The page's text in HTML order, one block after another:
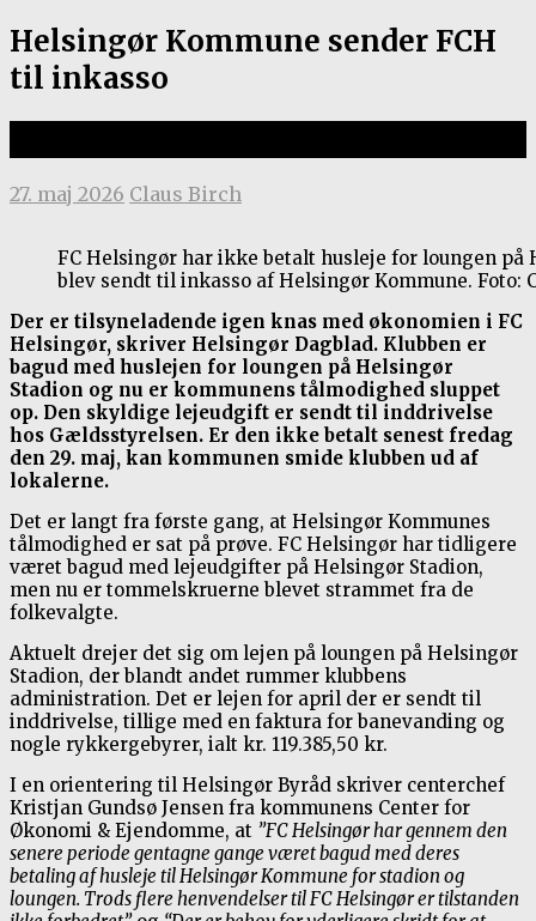
Helsingør Kommune sender FCH
til inkasso
27. maj 2026 Claus Birch
FC Helsingør har ikke betalt husleje for loungen på
blev sendt til inkasso af Helsingør Kommune. Foto:
Der er tilsyneladende igen knas med økonomien i FC
Helsingør, skriver Helsingør Dagblad. Klubben er
bagud med huslejen for loungen på Helsingør
Stadion og nu er kommunens tålmodighed sluppet
op. Den skyldige lejeudgift er sendt til inddrivelse
hos Gældsstyrelsen. Er den ikke betalt senest fredag
den 29. maj, kan kommunen smide klubben ud af
lokalerne.
Det er langt fra første gang, at Helsingør Kommunes
tålmodighed er sat på prøve. FC Helsingør har tidligere
været bagud med lejeudgifter på Helsingør Stadion,
men nu er tommelskruerne blevet strammet fra de
folkevalgte.
Aktuelt drejer det sig om lejen på loungen på Helsingør
Stadion, der blandt andet rummer klubbens
administration. Det er lejen for april der er sendt til
inddrivelse, tillige med en faktura for banevanding og
nogle rykkergebyrer, ialt kr. 119.385,50 kr.
I en orientering til Helsingør Byråd skriver centerchef
Kristjan Gundsø Jensen fra kommunens Center for
Økonomi & Ejendomme, at ”FC Helsingør har gennem den
senere periode gentagne gange været bagud med deres
betaling af husleje til Helsingør Kommune for stadion og
loungen. Trods flere henvendelser til FC Helsingør er tilstanden